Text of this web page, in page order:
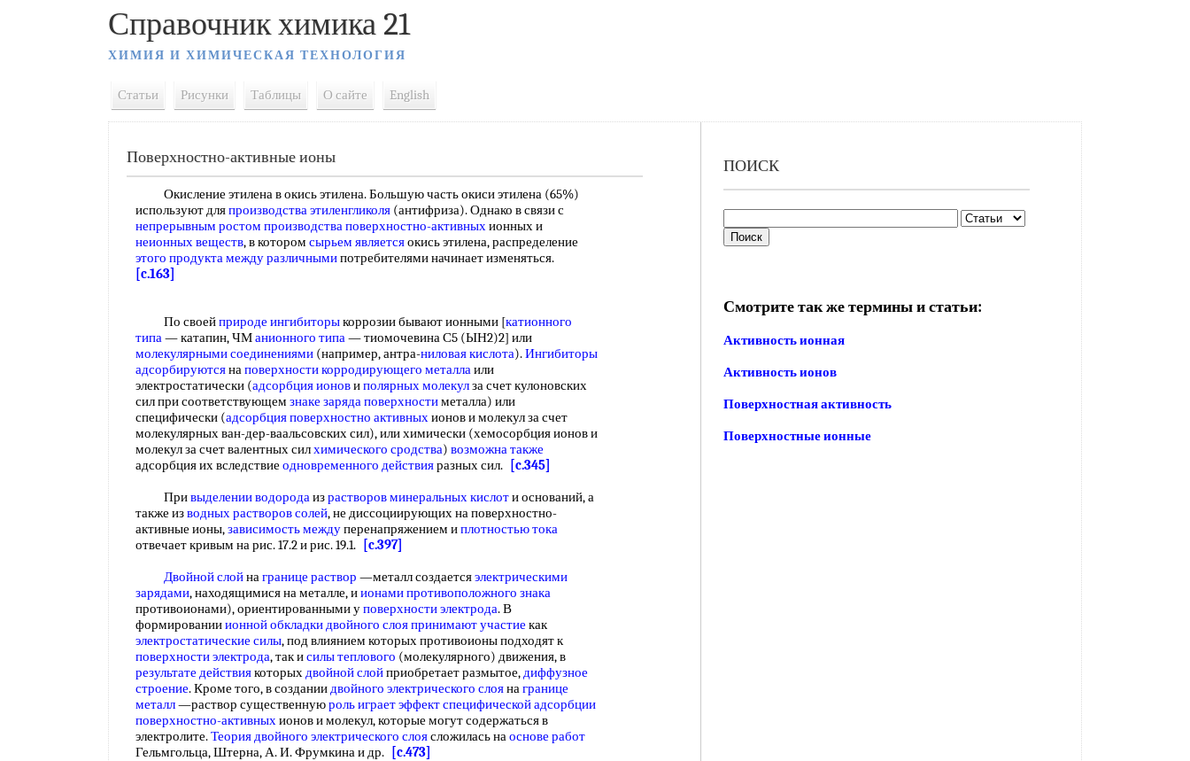
Справочник химика 21
ХИМИЯ И ХИМИЧЕСКАЯ ТЕХНОЛОГИЯ
Статьи Рисунки Таблицы О сайте English
Поверхностно-активные ионы
Окисление этилена в окись этилена. Большую часть окиси этилена (65%)
используют дляпроизводства этиленгликоля (антифриза). Однако в связи с
непрерывным ростом производства поверхностно-активныхионных и
неионных веществ, в котором сырьем являетсяокись этилена, распределение
этого продуктамежду различнымипотребителями начинает изменяться.
[c.163]
По своейприроде ингибиторыкоррозии бывают ионными [катионного
типа— катапин, ЧМанионного типа— тиомочевина С5 (ЫН2)2] или
молекулярными соединениями (например, антра-ниловая кислота).Ингибиторы
адсорбируютсянаповерхности корродирующего металлаили
электростатически (адсорбция ионовиполярных молекулза счет кулоновских
сил при соответствующем знаке заряда поверхностиметалла) или
специфически (адсорбция поверхностно активныхионов и молекул за счет
молекулярных ван-дер-ваальсовских сил), или химически (хемосорбция ионов и
молекул за счет валентных силхимического сродства) возможна также
адсорбция их вследствие одновременного действияразных сил.
[c.345]
Привыделении водородаизрастворов минеральных кислоти оснований, а
также изводных растворов солей, не диссоциирующих на поверхностно-
активные ионы,зависимость междуперенапряжением иплотностью тока
отвечает кривым на рис. 17.2 и рис. 19.1.
[c.397]
Двойной слойнагранице раствор —металл создаетсяэлектрическими
зарядами, находящимися на металле, иионами противоположного знака
противоионами), ориентированными уповерхности электрода. В
формированииионной обкладки двойного слояпринимают участие как
электростатические силы, под влиянием которых противоионы подходят к
поверхности электрода, так исилы теплового (молекулярного) движения, в
результате действиякоторыхдвойной слойприобретает размытое,диффузное
строение. Кроме того, в созданиидвойного электрического слоянагранице
металл—раствор существеннуюроль играетэффект специфическойадсорбции
поверхностно-активныхионов и молекул, которые могут содержаться в
электролите.Теория двойного электрического слоясложилась наоснове работ
Гельмгольца, Штерна, А. И. Фрумкина и др.
[c.473]
ПОИСК
Смотрите так же термины и статьи:
Активность ионная
Активность ионов
Поверхностная активность
Поверхностные ионные